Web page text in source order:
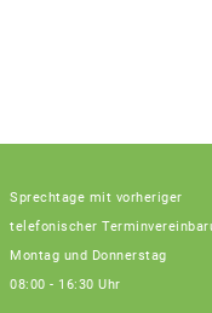
Sprechtage mit vorheriger
telefonischer
Montag und Donnerstag
08:00 - 16:30 Uhr